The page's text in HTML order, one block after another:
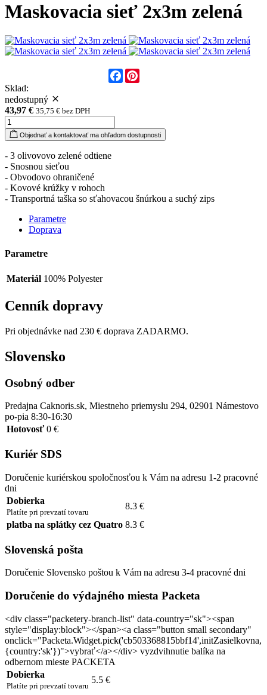
Maskovacia sieť 2x3m zelená
Facebook
Sklad:
nedostupný
43,97 € 35,75 € bez DPH
Objednať a kontaktovať ma ohľadom dostupnosti
- 3 olivovovo zelené odtiene
- Snosnou sieťou
- Obvodovo ohraničené
- Kovové krúžky v rohoch
- Transportná taška so sťahovacou šnúrkou a suchý zips
Parametre
Doprava
Parametre
Materiál 100% Polyester
Cenník dopravy
Pri objednávke nad 230 € doprava ZADARMO.
Slovensko
Osobný odber
Predajna Caknoris.sk, Miestneho priemyslu 294, 02901 Námestovo
po-pia 8:30-16:30
Hotovosť 0 €
Kuriér SDS
Doručenie kuriérskou spoločnosťou k Vám na adresu 1-2 pracovné
dni
Dobierka
Platíte pri prevzatí tovaru
8.3 €
platba na splátky cez Quatro 8.3 €
Slovenská pošta
Doručenie Slovensko poštou k Vám na adresu 3-4 pracovné dni
Doručenie do výdajného miesta Packeta
<div class="packetery-branch-list" data-country="sk"><span
style="display:block"></span><a class="button small secondary"
onclick="Packeta.Widget.pick('cb503368815bbf14',initZasielkovna,
{country:'sk'})">vybrať</a></div> vyzdvihnutie balíka na
odbernom mieste PACKETA
Dobierka
Platíte pri prevzatí tovaru
5.5 €